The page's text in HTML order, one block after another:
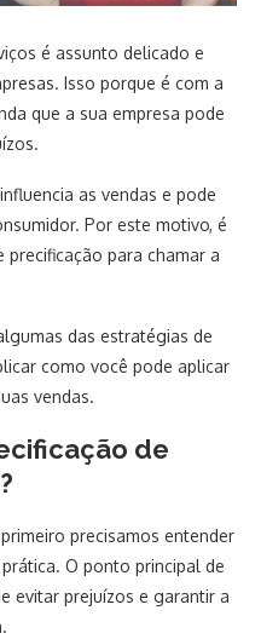
é assunto delicado e
Isso porque é com a
que a sua empresa pode
as vendas e pode
Por este motivo, é
para chamar a
das estratégias de
como você pode aplicar
vendas.
de
precisamos entender
O ponto principal de
evitar prejuízos e garantir a